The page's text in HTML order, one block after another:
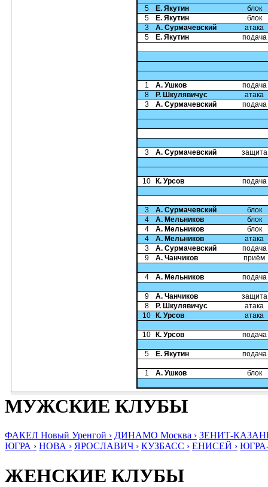
5 Е. Якутин
блок
5
Е. Якутин
блок
3
А. Сурмачевский
атака
5
Е. Якутин подача
1 А. Ушков
подача
8
Р. Шкулявичус
атака
3
А. Сурмачевский подача
3 А. Сурмачевский защита
10 К. Урсов подача
3 А. Сурмачевский
блок
4
А. Мельников
блок
4
А. Мельников
блок
4
А. Мельников
атака
3
А. Сурмачевский
подача
9
А. Чанчиков приём
4 А. Мельников подача
9 А. Чанчиков
защита
8
Р. Шкулявичус
атака
10
К. Урсов атака
10 К. Урсов подача
5 Е. Якутин подача
1 А. Ушков блок
МУЖСКИЕ КЛУБЫ
ФАКЕЛ Новый Уренгой › ДИНАМО Москва › ЗЕНИТ-
ЮГРА › НОВА › ЯРОСЛАВИЧ › КУЗБАСС › ЕНИСЕЙ ›
ЖЕНСКИЕ КЛУБЫ